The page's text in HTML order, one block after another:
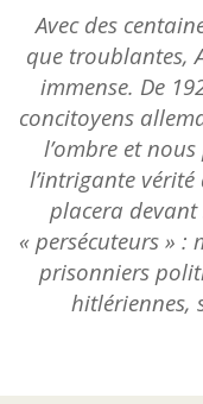
Avec des
que troublantes,
immense. De
concitoyens
l’ombre et
l’intrigante vérité
placera devant
« persécuteurs » :
prisonniers
hitlériennes,